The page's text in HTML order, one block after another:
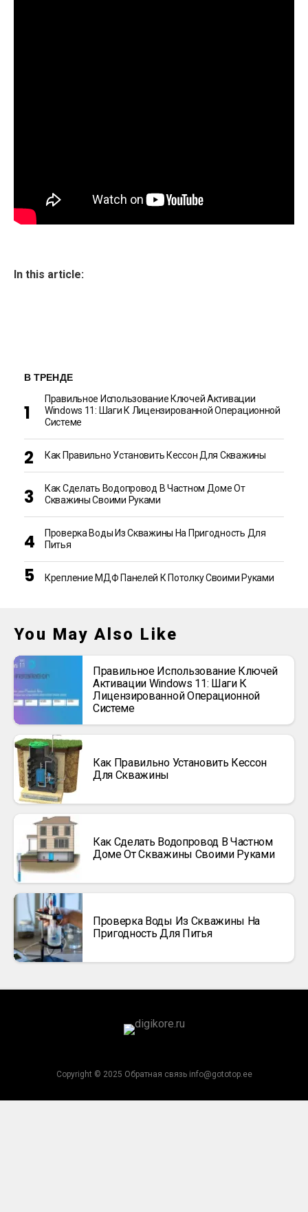
In this article:
В ТРЕНДЕ
Правильное Использование Ключей Активации
Windows 11: Шаги К Лицензированной Операционной
Системе
Как Правильно Установить Кессон Для Скважины
Как Сделать Водопровод В Частном Доме От
Скважины Своими Руками
Проверка Воды Из Скважины На Пригодность Для
Питья
Крепление МДФ Панелей К Потолку Своими Руками
You May Also Like
Правильное Использование Ключей
Активации Windows 11: Шаги К
Лицензированной Операционной
Системе
Как Правильно Установить Кессон
Для Скважины
Как Сделать Водопровод В Частном
Доме От Скважины Своими Руками
Проверка Воды Из Скважины На
Пригодность Для Питья
Copyright © 2025 Обратная связь info@gototop.ee